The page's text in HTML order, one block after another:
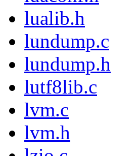
lualib.h
lundump.c
lundump.h
lutf8lib.c
lvm.c
lvm.h